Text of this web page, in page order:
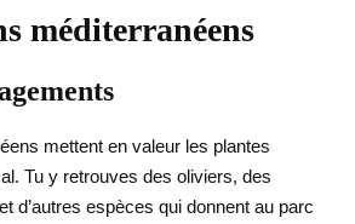
méditerranéens
mettent en valeur les plantes
Tu y retrouves des oliviers, des
d’autres espèces qui donnent au parc